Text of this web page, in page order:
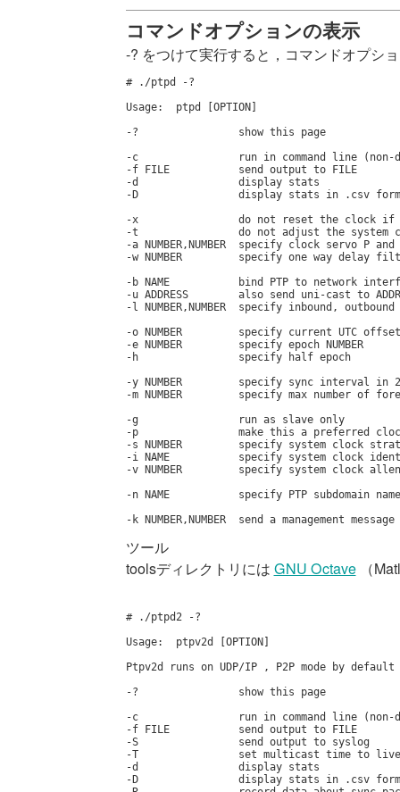
コマンドオプションの表示
-? をつけて実行すると，コマンドオプシ
# ./ptpd -?
Usage:  ptpd [OPTION]
-?                show this page
-c                run in command line (non-
-f FILE           send output to FILE
-d                display stats
-D                display stats in .csv
-x                do not reset the clock if off
-t                do not adjust the system
-a NUMBER,NUMBER  specify clock servo P
-w NUMBER         specify one way delay
-b NAME           bind PTP to network
-u ADDRESS        also send uni-cast to
-l NUMBER,NUMBER  specify inbound,
-o NUMBER         specify current UTC offset
-e NUMBER         specify epoch NUMBER
-h                specify half epoch
-y NUMBER         specify sync interval in
-m NUMBER         specify max number of
-g                run as slave only
-p                make this a preferred
-s NUMBER         specify system clock
-i NAME           specify system clock
-v NUMBER         specify system clock
-n NAME           specify PTP subdomain
-k NUMBER,NUMBER  send a management
ツール
toolsディレクトリには GNU Octave（
# ./ptpd2 -?
Usage:  ptpv2d [OPTION]
Ptpv2d runs on UDP/IP , P2P mode by default
-?                show this page
-c                run in command line (non-
-f FILE           send output to FILE
-S                send output to syslog
-T                set multicast time to live
-d                display stats
-D                display stats in .csv